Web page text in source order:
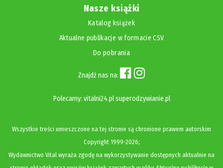
Nasze książki
Katalog książek
Aktualne publikacje w formacie CSV
Do pobrania
Znajdź nas na:
Polecamy: vitalni24.pl superodzywianie.pl
Wszystkie treści umieszczone na tej stronie są chronione prawem autorskim
Copyright1999-2026;
Wydawnictwo Vital wyraża zgodę na wykorzystywanie dostępnych aktualnie na